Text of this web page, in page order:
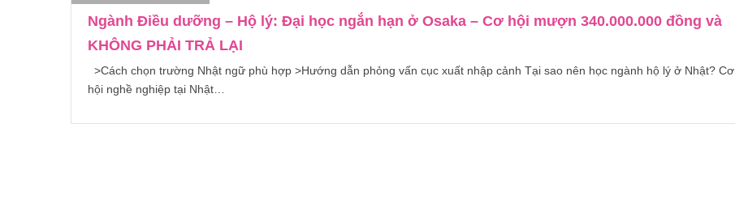
Ngành Điều dưỡng – Hộ lý: Đại học ngắn hạn ở Osaka – Cơ hội mượn 340.000.000 đồng và
KHÔNG PHẢI TRẢ LẠI
>Cách chọn trường Nhật ngữ phù hợp >Hướng dẫn phỏng vấn cục xuất nhập cảnh Tại sao nên học ngành hộ lý ở Nhật? Cơ
hội nghề nghiệp tại Nhật…